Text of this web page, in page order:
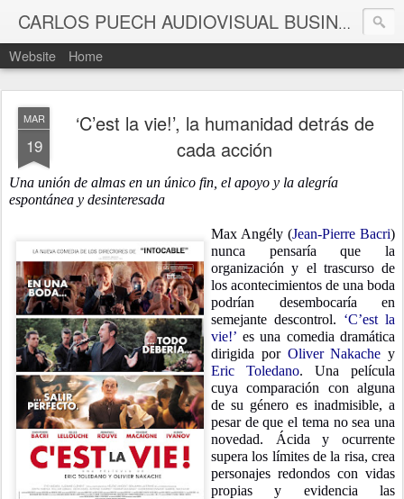
CARLOS PUECH AUDIOVISUAL BUSINESS MANAGEMENT
Website Home
MAR
19
‘C’est la vie!’, la humanidad detrás de
cada acción
Una unión de almas en un único fin, el apoyo y la alegría
espontánea y desinteresada
Max Angély (Jean-Pierre Bacri)
nunca pensaría que la
organización y el trascurso de
los acontecimientos de una boda
podrían desembocaría en
semejante descontrol. ‘C’est la
vie!’ es una comedia dramática
dirigida por Oliver Nakache y
Eric Toledano. Una película
cuya comparación con alguna
de su género es inadmisible, a
pesar de que el tema no sea una
novedad. Ácida y ocurrente
supera los límites de la risa, crea
personajes redondos con vidas
propias y evidencia las